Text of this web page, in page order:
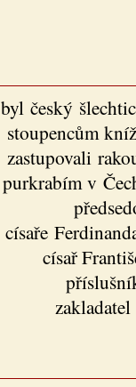
byl český
stoupencům
zastupovali
purkrabím v
císaře
císař